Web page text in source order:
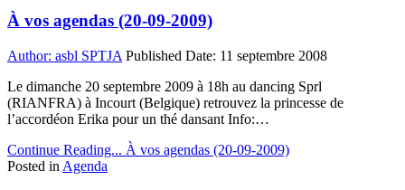
À vos agendas (20-09-2009)
Author: asbl SPTJA Published Date: 11 septembre 2008
Le dimanche 20 septembre 2009 à 18h au dancing Sprl
(RIANFRA) à Incourt (Belgique) retrouvez la princesse de
l’accordéon Erika pour un thé dansant Info:…
Continue Reading... À vos agendas (20-09-2009)
Posted in Agenda